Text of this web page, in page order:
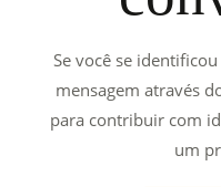
Se você se
mensagem através
para contribuir com
um